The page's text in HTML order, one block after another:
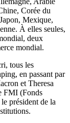
Corée du
Mexique,
À elles seules,
deux
mondial.
tous les
en passant par
et Theresa
FMI (Fonds
président de la